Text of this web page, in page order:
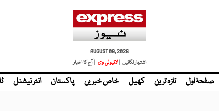
AUGUST 08, 2026
اشتہار لگائیں |
| آج کا اخبار
صفحۂ اول تازہ ترین کھیل خاص خبریں پاکستان انٹر نیشنل